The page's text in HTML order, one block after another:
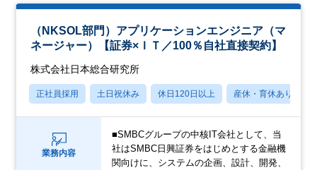
（NKSOL部門）アプリケーションエンジニア（マ
ネージャー）【証券×ＩＴ／100％自社直接契約】
株式会社日本総合研究所
正社員採用 土日祝休み 休日120日以上 産休・育休あり
業務内容
■SMBCグループの中核IT会社として、当
社はSMBC日興証券をはじめとする金融機
関向けに、システムの企画、設計、開発、